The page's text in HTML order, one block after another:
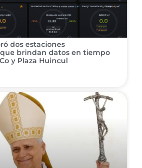
dos estaciones
brindan datos en tiempo
y Plaza Huincul